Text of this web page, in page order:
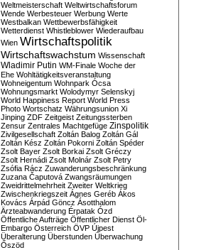
Weltmeisterschaft Weltwirtschaftsforum
Wende Werbesteuer Werbung Werte
Westbalkan Wettbewerbsfähigkeit
Wetterdienst Whistleblower Wiederaufbau
Wien Wirtschaftspolitik
Wirtschaftswachstum Wissenschaft
Wladimir Putin WM-Finale Woche der
Ehe Wohltätigkeitsveranstaltung
Wohneigentum Wohnpark Ócsa
Wohnungsmarkt Wolodymyr Selenskyj
World Happiness Report World Press
Photo Wortschatz Währungsunion Xi
Jinping ZDF Zeitgeist Zeitungssterben
Zensur Zentrales Machtgefüge Zinspolitik
Zivilgesellschaft Zoltán Balog Zoltán Gál
Zoltán Kész Zoltán Pokorni Zoltán Spéder
Zsolt Bayer Zsolt Borkai Zsolt Gréczy
Zsolt Hernádi Zsolt Molnár Zsolt Petry
Zsófia Rácz Zuwanderungsbeschränkung
Zuzana Čaputová Zwangsräumungen
Zweidrittelmehrheit Zweiter Weltkrieg
Zwischenkriegszeit Ágnes Geréb Ákos
Kovács Árpád Göncz Ásotthalom
Ärzteabwanderung Érpatak Ózd
Öffentliche Aufträge Öffentlicher Dienst Öl-
Embargo Österreich ÖVP Újpest
Überalterung Überstunden Überwachung
Őszöd